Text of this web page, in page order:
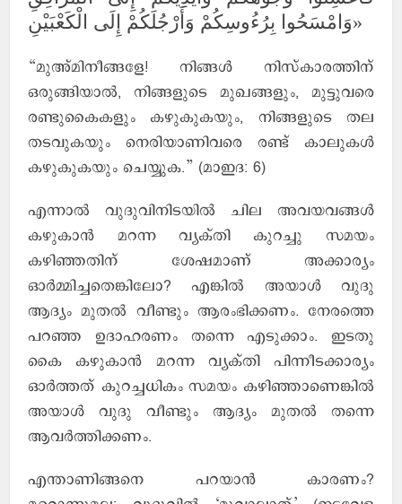
وَامْسَحُوا بِرُءُوسِكُمْ وَأَرْجُلَكُمْ إِلَى الْكَعْبَيْنِ»
“മുഅ്മിനീങ്ങളേ! നിങ്ങള്‍ നിസ്കാരത്തിന്
ഒരുങ്ങിയാല്‍, നിങ്ങളുടെ മുഖങ്ങളും, മുട്ടുവരെ
രണ്ടുകൈകളും കഴുകുകയും, നിങ്ങളുടെ തല
തടവുകയും നെരിയാണിവരെ രണ്ട് കാലുകള്‍
കഴുകുകയും ചെയ്യുക.” (മാഇദ: 6)
എന്നാല്‍ വുദുവിനിടയില്‍ ചില അവയവങ്ങള്‍
കഴുകാന്‍ മറന്ന വ്യക്തി കുറച്ചു സമയം
കഴിഞ്ഞതിന് ശേഷമാണ് അക്കാര്യം
ഓര്‍മ്മിച്ചതെങ്കിലോ? എങ്കില്‍ അയാള്‍ വുദു
ആദ്യം മുതല്‍ വീണ്ടും ആരംഭിക്കണം. നേരത്തെ
പറഞ്ഞ ഉദാഹരണം തന്നെ എടുക്കാം. ഇടതു
കൈ കഴുകാന്‍ മറന്ന വ്യക്തി പിന്നീടക്കാര്യം
ഓര്‍ത്തത് കുറച്ചധികം സമയം കഴിഞ്ഞാണെങ്കില്‍
അയാള്‍ വുദു വീണ്ടും ആദ്യം മുതല്‍ തന്നെ
ആവര്‍ത്തിക്കണം.
എന്താണിങ്ങനെ പറയാന്‍ കാരണം?